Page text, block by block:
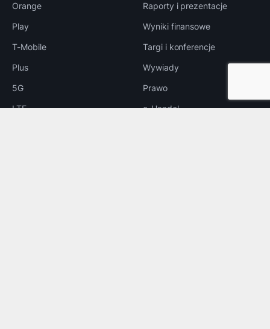
Orange
Play
T-Mobile
Plus
5G
LTE
Raporty i prezentacje
Wyniki finansowe
Targi i konferencje
Wywiady
Prawo
e-Handel